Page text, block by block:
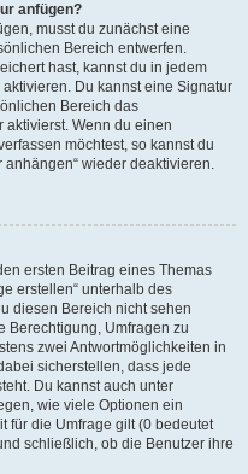
anfügen?
musst du zunächst eine
Bereich entwerfen.
hast, kannst du in jedem
Du kannst eine Signatur
Bereich das
Wenn du einen
möchtest, so kannst du
wieder deaktivieren.
ersten Beitrag eines Themas
erstellen“ unterhalb des
diesen Bereich nicht sehen
Berechtigung, Umfragen zu
zwei Antwortmöglichkeiten in
sicherstellen, dass jede
Du kannst auch unter
wie viele Optionen ein
für die Umfrage gilt (0 bedeutet
schließlich, ob die Benutzer ihre